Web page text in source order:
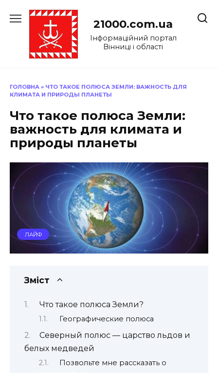
до
21000.com.ua
Інформаційний портал
Вінниці і області
ГОЛОВНА » ЧТО ТАКОЕ ПОЛЮСА ЗЕМЛИ: ВАЖНОСТЬ ДЛЯ
КЛИМАТА И ПРИРОДЫ ПЛАНЕТЫ
Что такое полюса Земли:
важность для климата и
природы планеты
ЛАЙФ
Зміст
Что такое полюса Земли?
Географические полюса
Северный полюс — царство льдов и
белых медведей
Позвольте мне рассказать о